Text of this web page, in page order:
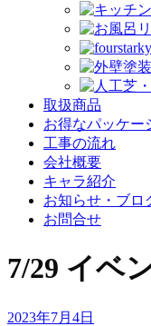
取扱商品
お得なパッケー
工事の流れ
会社概要
キャラ紹介
お知らせ・ブロ
お問合せ
7/29 イベ
2023年7月4日